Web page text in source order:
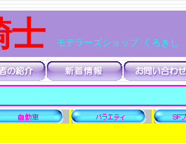
士 モデラーズショップ くろきし